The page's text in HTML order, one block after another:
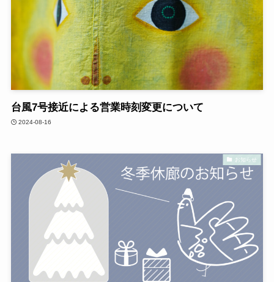
台風7号接近による営業時刻変更について
2024-08-16
お知らせ